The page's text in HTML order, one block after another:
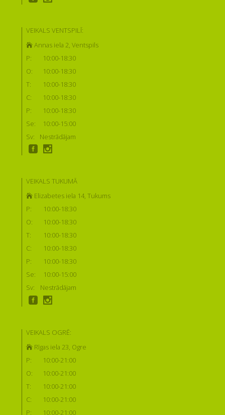
VEIKALS VENTSPILĪ:
Annas iela 2, Ventspils
P:
10:00-18:30
O:
10:00-18:30
T:
10:00-18:30
C:
10:00-18:30
P:
10:00-18:30
Se:
10:00-15:00
Sv:
Nestrādājam
VEIKALS TUKUMĀ
Elizabetes iela 14, Tukums
P:
10:00-18:30
O:
10:00-18:30
T:
10:00-18:30
C:
10:00-18:30
P:
10:00-18:30
Se:
10:00-15:00
Sv:
Nestrādājam
VEIKALS OGRĒ:
Rīgas iela 23, Ogre
P:
10:00-21:00
O:
10:00-21:00
T:
10:00-21:00
C:
10:00-21:00
P:
10:00-21:00